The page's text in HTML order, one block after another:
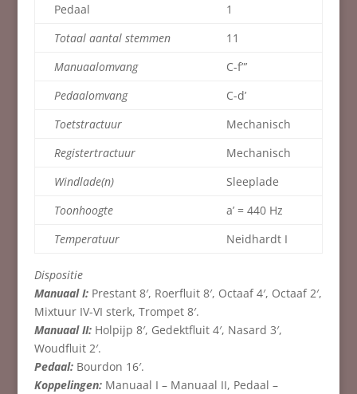
Pedaal
1
Totaal aantal stemmen
11
Manuaalomvang
C-f”’
Pedaalomvang
C-d’
Toetstractuur
Mechanisch
Registertractuur
Mechanisch
Windlade(n)
Sleeplade
Toonhoogte
a’ = 440 Hz
Temperatuur
Neidhardt I
Dispositie
Manuaal I:Prestant 8′, Roerfluit 8′, Octaaf 4′, Octaaf 2′,
Mixtuur IV-VI sterk, Trompet 8′.
Manuaal II:Holpijp 8′, Gedektfluit 4′, Nasard 3′,
Woudfluit 2′.
Pedaal:Bourdon 16′.
Koppelingen:Manuaal I – Manuaal II, Pedaal –